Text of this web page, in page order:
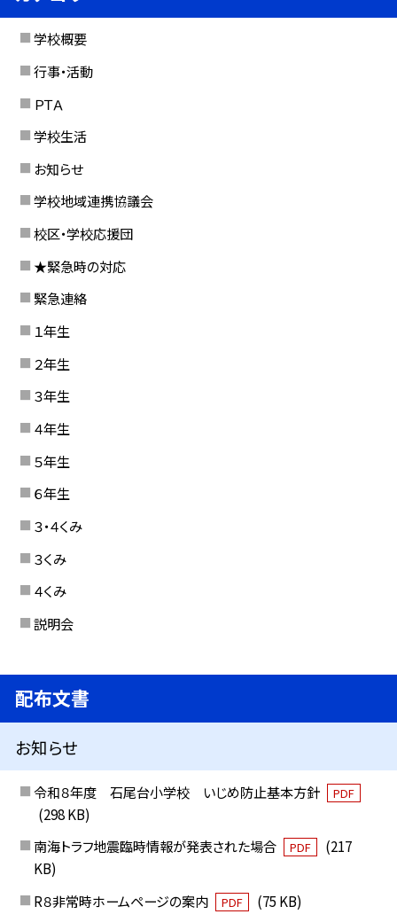
学校概要
行事・活動
ＰＴＡ
学校生活
お知らせ
学校地域連携協議会
校区・学校応援団
★緊急時の対応
緊急連絡
１年生
２年生
３年生
４年生
５年生
６年生
３・４くみ
３くみ
４くみ
説明会
配布文書
お知らせ
令和８年度 石尾台小学校 いじめ防止基本方針 PDF
(298 KB)
南海トラフ地震臨時情報が発表された場合
PDF
(217
KB)
R８非常時ホームページの案内
PDF
(75 KB)